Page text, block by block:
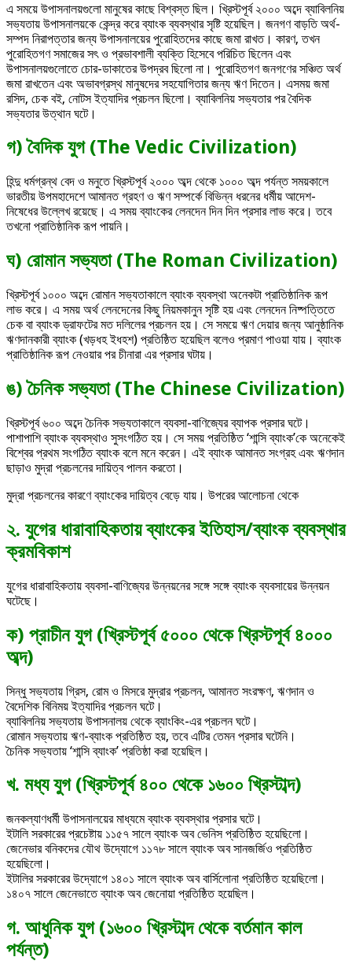
এ সময়ে উপাসনালয়গুলো মানুষের কাছে বিশ্বস্ত ছিল। খ্রিস্টপূর্ব ২০০০ অব্দে ব্যাবিলনিয়
সভ্যতায় উপাসনালয়কে কেন্দ্র করে ব্যাংক ব্যবস্থার সৃষ্টি হয়েছিল। জনগণ বাড়তি অর্থ-
সম্পদ নিরাপত্তার জন্য উপাসনালয়ের পুরোহিতদের কাছে জমা রাখত। কারণ, তখন
পুরোহিতগণ সমাজের সৎ ও প্রভাবশালী ব্যক্তি হিসেবে পরিচিত ছিলেন এবং
উপাসনালয়গুলোতে চোর-ডাকাতের উপদ্রব ছিলো না। পুরোহিতগণ জনগণের সঞ্চিত অর্থ
জমা রাখতেন এবং অভাবগ্রস্থ মানুষদের সহযোগিতার জন্য ঋণ দিতেন। এসময় জমা
রসিদ, চেক বই, নোটস ইত্যাদির প্রচলন ছিলো। ব্যাবিলনিয় সভ্যতার পর বৈদিক
সভ্যতার উত্থান ঘটে।
গ) বৈদিক যুগ (The Vedic Civilization)
হিন্দু ধর্মগ্রন্থ বেদ ও মনুতে খ্রিস্টপূর্ব ২০০০ অব্দ থেকে ১০০০ অব্দ পর্যন্ত সময়কালে
ভারতীয় উপমহাদেশে আমানত গ্রহণ ও ঋণ সম্পর্কে বিভিন্ন ধরনের ধর্মীয় আদেশ-
নিষেধের উল্লেখ রয়েছে। এ সময় ব্যাংকের লেনদেন দিন দিন প্রসার লাভ করে। তবে
তখনো প্রাতিষ্ঠানিক রূপ পায়নি।
ঘ) রোমান সভ্যতা (The Roman Civilization)
খ্রিস্টপূর্ব ১০০০ অব্দে রোমান সভ্যতাকালে ব্যাংক ব্যবস্থা অনেকটা প্রাতিষ্ঠানিক রূপ
লাভ করে। এ সময় অর্থ লেনদেনের কিছু নিয়মকানুন সৃষ্টি হয় এবং লেনদেন নিষ্পত্তিতে
চেক বা ব্যাংক ড্রাফটের মত দলিলের প্রচলন হয়। সে সময়ে ঋণ দেয়ার জন্য আনুষ্ঠানিক
ঋণদানকারী ব্যাংক (খড়ধহ ইধহশ) প্রতিষ্ঠিত হয়েছিল বলেও প্রমাণ পাওয়া যায়। ব্যাংক
প্রাতিষ্ঠানিক রূপ নেওয়ার পর চীনারা এর প্রসার ঘটায়।
ঙ) চৈনিক সভ্যতা (The Chinese Civilization)
খ্রিস্টপূর্ব ৬০০ অব্দে চৈনিক সভ্যতাকালে ব্যবসা-বাণিজ্যের ব্যাপক প্রসার ঘটে।
পাশাপাশি ব্যাংক ব্যবস্থাও সুসংগঠিত হয়। সে সময় প্রতিষ্ঠিত ‘শান্সি ব্যাংক’কে অনেকেই
বিশ্বের প্রথম সংগঠিত ব্যাংক বলে মনে করেন। এই ব্যাংক আমানত সংগ্রহ এবং ঋণদান
ছাড়াও মুদ্রা প্রচলনের দায়িত্ব পালন করতো।
মুদ্রা প্রচলনের কারণে ব্যাংকের দায়িত্ব বেড়ে যায়। উপরের আলোচনা থেকে
২. যুগের ধারাবাহিকতায় ব্যাংকের ইতিহাস/ব্যাংক ব্যবস্থার
ক্রমবিকাশ
যুগের ধারাবাহিকতায় ব্যবসা-বাণিজ্যের উন্নয়নের সঙ্গে সঙ্গে ব্যাংক ব্যবসায়ের উন্নয়ন
ঘটেছে।
ক) প্রাচীন যুগ (খ্রিস্টপূর্ব ৫০০০ থেকে খ্রিস্টপূর্ব ৪০০০
অব্দ)
সিন্ধু সভ্যতায় গ্রিস, রোম ও মিসরে মুদ্রার প্রচলন, আমানত সংরক্ষণ, ঋণদান ও
বৈদেশিক বিনিময় ইত্যাদির প্রচলন ঘটে।
ব্যাবিলনিয় সভ্যতায় উপাসনালয় থেকে ব্যাংকিং-এর প্রচলন ঘটে।
রোমান সভ্যতায় ঋণ-ব্যাংক প্রতিষ্ঠিত হয়, তবে এটির তেমন প্রসার ঘটেনি।
চৈনিক সভ্যতায় ‘শান্সি ব্যাংক’ প্রতিষ্ঠা করা হয়েছিল।
খ. মধ্য যুগ (খ্রিস্টপূর্ব ৪০০ থেকে ১৬০০ খ্রিস্টাব্দ)
জনকল্যাণধর্মী উপাসনালয়ের মাধ্যমে ব্যাংক ব্যবস্থার প্রসার ঘটে।
ইটালি সরকারের প্রচেষ্টায় ১১৫৭ সালে ব্যাংক অব ভেনিস প্রতিষ্ঠিত হয়েছিলো।
জেনেভার বনিকদের যৌথ উদ্যোগে ১১৭৮ সালে ব্যাংক অব সানজর্জিও প্রতিষ্ঠিত
হয়েছিলো।
ইটালির সরকারের উদ্যোগে ১৪০১ সালে ব্যাংক অব বার্সিলোনা প্রতিষ্ঠিত হয়েছিলো।
১৪০৭ সালে জেনেভাতে ব্যাংক অব জেনোয়া প্রতিষ্ঠিত হয়েছিল।
গ. আধুনিক যুগ (১৬০০ খ্রিস্টাব্দ থেকে বর্তমান কাল
পর্যন্ত)